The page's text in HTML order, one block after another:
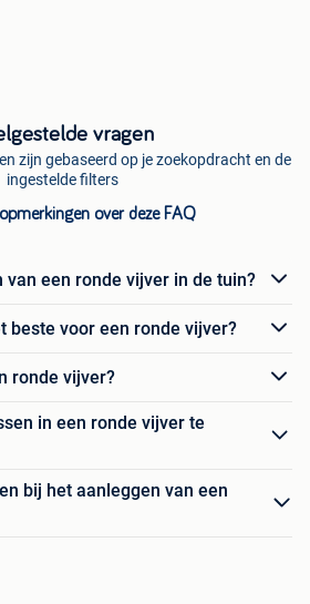
vragen
zijn gebaseerd op je zoekopdracht en de
ingestelde filters
over deze FAQ
van een ronde vijver in de tuin?
beste voor een ronde vijver?
ronde vijver?
in een ronde vijver te
bij het aanleggen van een